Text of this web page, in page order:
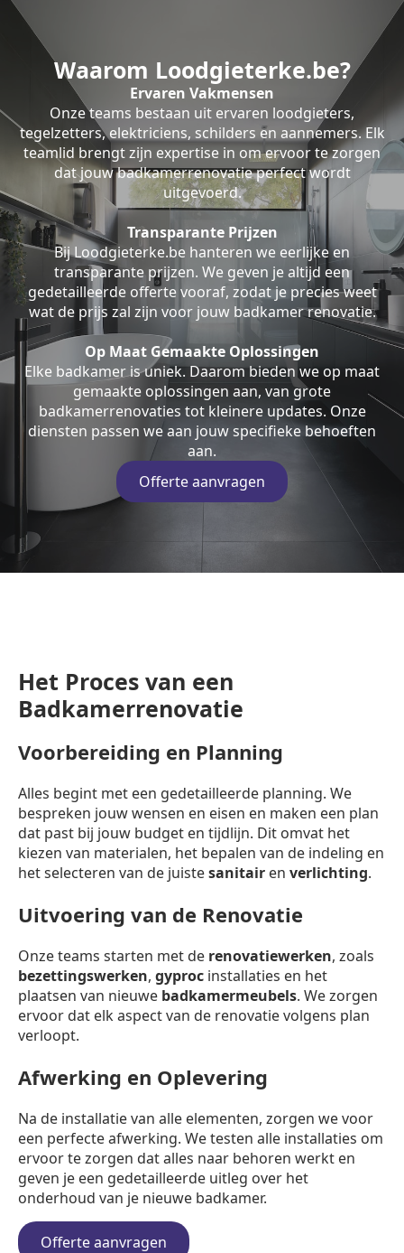
Waarom Loodgieterke.be?
Ervaren Vakmensen
Onze teams bestaan uit ervaren loodgieters,
tegelzetters, elektriciens, schilders en aannemers. Elk
teamlid brengt zijn expertise in om ervoor te zorgen
dat jouw badkamerrenovatie perfect wordt
uitgevoerd.
Transparante Prijzen
Bij Loodgieterke.be hanteren we eerlijke en
transparante prijzen. We geven je altijd een
gedetailleerde offerte vooraf, zodat je precies weet
wat de prijs zal zijn voor jouw badkamer renovatie.
Op Maat Gemaakte Oplossingen
Elke badkamer is uniek. Daarom bieden we op maat
gemaakte oplossingen aan, van grote
badkamerrenovaties tot kleinere updates. Onze
diensten passen we aan jouw specifieke behoeften
aan.
Offerte aanvragen
Het Proces van een
Badkamerrenovatie
Voorbereiding en Planning
Alles begint met een gedetailleerde planning. We
bespreken jouw wensen en eisen en maken een plan
dat past bij jouw budget en tijdlijn. Dit omvat het
kiezen van materialen, het bepalen van de indeling en
het selecteren van de juistesanitair en verlichting.
Uitvoering van de Renovatie
Onze teams starten met de renovatiewerken, zoals
bezettingswerken, gyproc installaties en het
plaatsen van nieuwe badkamermeubels. We zorgen
ervoor dat elk aspect van de renovatie volgens plan
verloopt.
Afwerking en Oplevering
Na de installatie van alle elementen, zorgen we voor
een perfecte afwerking. We testen alle installaties om
ervoor te zorgen dat alles naar behoren werkt en
geven je een gedetailleerde uitleg over het
onderhoud van je nieuwe badkamer.
Offerte aanvragen